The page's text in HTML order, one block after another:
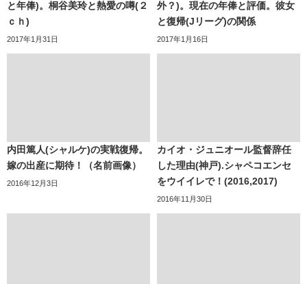
と年俸)。桐谷美玲と熱愛の噂(２
ｃｈ)
2017年1月31日
外？)。現在の年俸と評価。彼女
と復帰(Jリーグ)の関係
2017年1月16日
内田篤人(シャルケ)の実戦復帰。
嫁の出産に期待！（名前画像）
2016年12月3日
カイオ・ジュニオール監督辞任
した理由(神戸).シャペコエンセ
をウイイレで！(2016,2017)
2016年11月30日